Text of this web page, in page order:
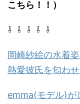
こちら！！）
⇩ ⇩ ⇩ ⇩ ⇩
岡崎紗絵の水着
熱愛彼氏を匂わせ
emma(モデル)が